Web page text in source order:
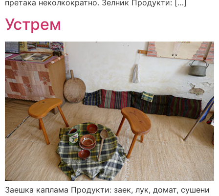
претака неколкократно. Зелник Продукти: […]
Устрем
Заешка каплама Продукти: заек, лук, домат, сушени